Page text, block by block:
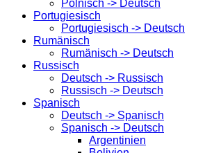
Polnisch -> Deutsch
Portugiesisch
Portugiesisch -> Deutsch
Rumänisch
Rumänisch -> Deutsch
Russisch
Deutsch -> Russisch
Russisch -> Deutsch
Spanisch
Deutsch -> Spanisch
Spanisch -> Deutsch
Argentinien